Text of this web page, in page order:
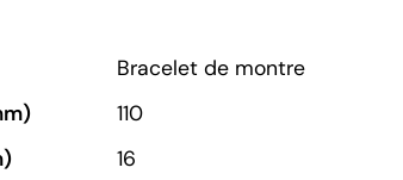
Bracelet de montre
110
16